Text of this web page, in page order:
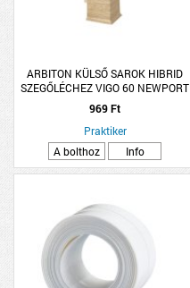
ARBITON KÜLSŐ SAROK HIBRID
SZEGŐLÉCHEZ VIGO 60 NEWPORT
TÖLGY 2 DB/CSOMAG
969 Ft
Praktiker
A bolthoz
Info